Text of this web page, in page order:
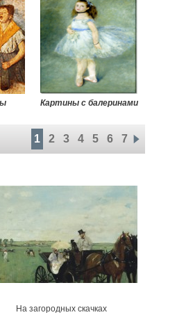
Картины с балеринами
1 2 3 4 5 6 7
На загородных скачках